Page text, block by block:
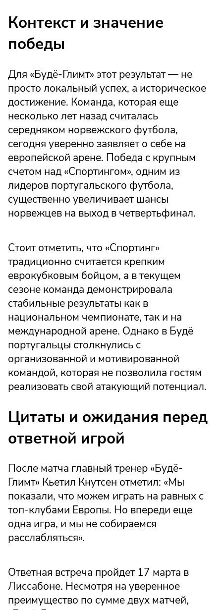
Контекст и значение
победы
Для «Будё-Глимт» этот результат — не
просто локальный успех, а историческое
достижение. Команда, которая еще
несколько лет назад считалась
середняком норвежского футбола,
сегодня уверенно заявляет о себе на
европейской арене. Победа с крупным
счетом над «Спортингом», одним из
лидеров португальского футбола,
существенно увеличивает шансы
норвежцев на выход в четвертьфинал.
Стоит отметить, что «Спортинг»
традиционно считается крепким
еврокубковым бойцом, а в текущем
сезоне команда демонстрировала
стабильные результаты как в
национальном чемпионате, так и на
международной арене. Однако в Будё
португальцы столкнулись с
организованной и мотивированной
командой, которая не позволила гостям
реализовать свой атакующий потенциал.
Цитаты и ожидания перед
ответной игрой
После матча главный тренер «Будё-
Глимт» Кьетил Кнутсен отметил: «Мы
показали, что можем играть на равных с
топ-клубами Европы. Но впереди еще
одна игра, и мы не собираемся
расслабляться».
Ответная встреча пройдет 17 марта в
Лиссабоне. Несмотря на уверенное
преимущество по сумме двух матчей,